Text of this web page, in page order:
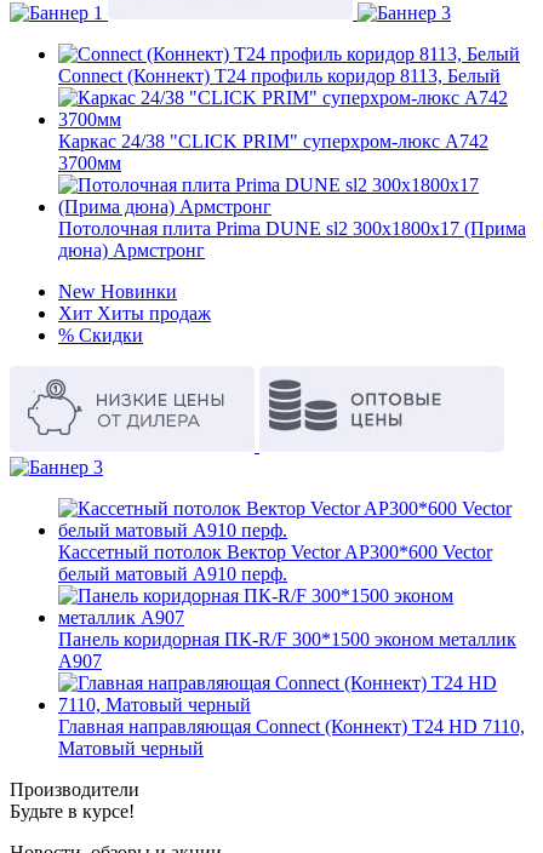
Connect (Коннект) T24 профиль коридор 8113, Белый
Каркас 24/38 "CLICK PRIM" суперхром-люкс А742
3700мм
Потолочная плита Prima DUNE sl2 300x1800x17 (Прима
дюна) Армстронг
New Новинки
Хит Хиты продаж
% Скидки
Кассетный потолок Вектор Vector AP300*600 Vector
белый матовый А910 перф.
Панель коридорная ПК-R/F 300*1500 эконом металлик
А907
Главная направляющая Connect (Коннект) T24 HD 7110,
Матовый черный
Производители
Будьте в курсе!